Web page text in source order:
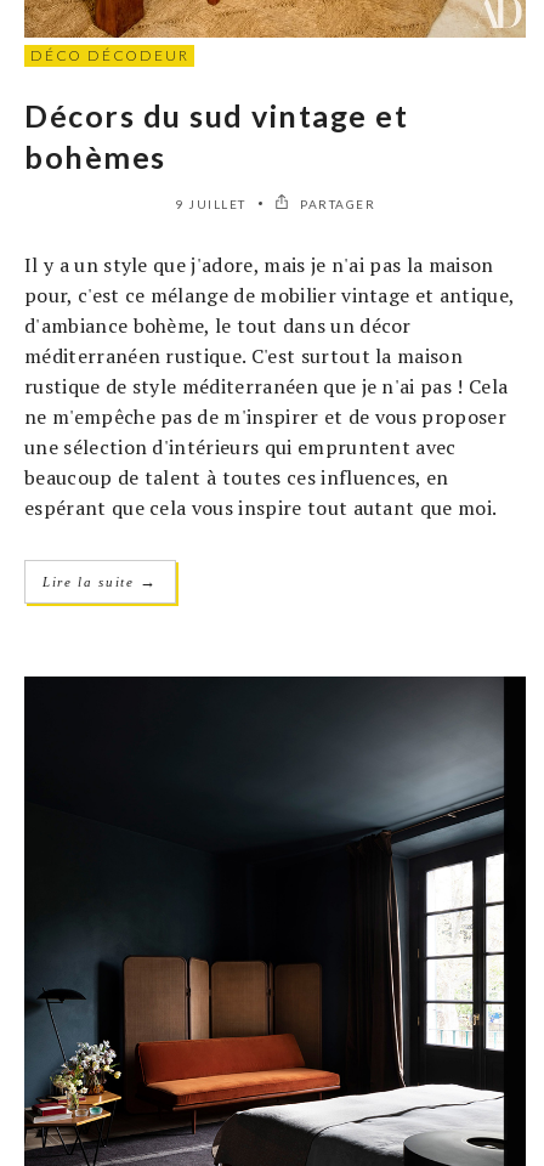
DÉCO DÉCODEUR
Décors du sud vintage et
bohèmes
9 JUILLET PARTAGER
Il y a un style que j'adore, mais je n'ai pas la maison
pour, c'est ce mélange de mobilier vintage et antique,
d'ambiance bohème, le tout dans un décor
méditerranéen rustique. C'est surtout la maison
rustique de style méditerranéen que je n'ai pas ! Cela
ne m'empêche pas de m'inspirer et de vous proposer
une sélection d'intérieurs qui empruntent avec
beaucoup de talent à toutes ces influences, en
espérant que cela vous inspire tout autant que moi.
Lire la suite →